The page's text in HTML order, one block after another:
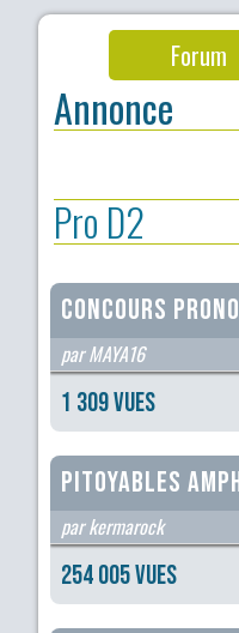
Forum
Annonce
Pro D2
CONCOURS
par MAYA16
1 309 vues
Pitoyables
par kermarock
254 005 vues